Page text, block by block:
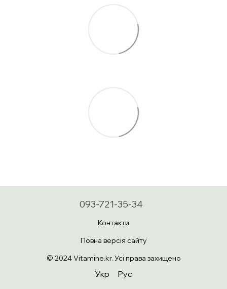
093-721-35-34
Контакти
Повна версія сайту
© 2024 Vitamine.kr. Усі права захищено
Укр Рус